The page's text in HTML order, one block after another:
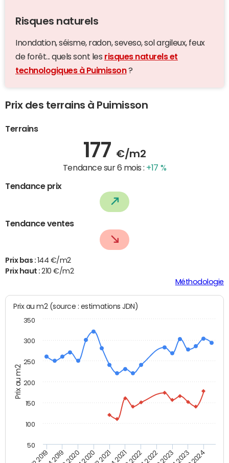
Risques naturels
Inondation, séisme, radon, seveso, sol argileux, feux
de forêt... quels sont les risques naturels et
technologiques à Puimisson?
Prix des terrains à Puimisson
Terrains
177 €/m2
Tendance sur 6 mois : +17 %
Tendance prix
Tendance ventes
Prix bas : 144 €/m2
Prix haut :210 €/m2
Méthodologie
Prix au m2
Prix au m2 (source : estimations JDN)
50
100
150
200
250
300
350